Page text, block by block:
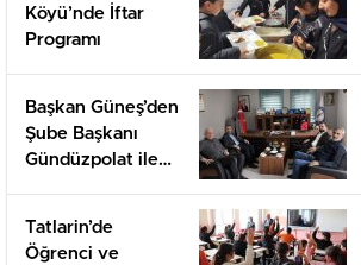
Köyü’nde İftar
Programı
Başkan Güneş’den
Şube Başkanı
Gündüzpolat ile
Tatlarin’de
Öğrenci ve